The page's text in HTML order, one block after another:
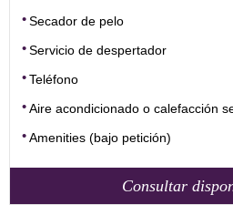
Secador de pelo
Servicio de despertador
Teléfono
Aire acondicionado o calefacción
Amenities (bajo petición)
Consultar